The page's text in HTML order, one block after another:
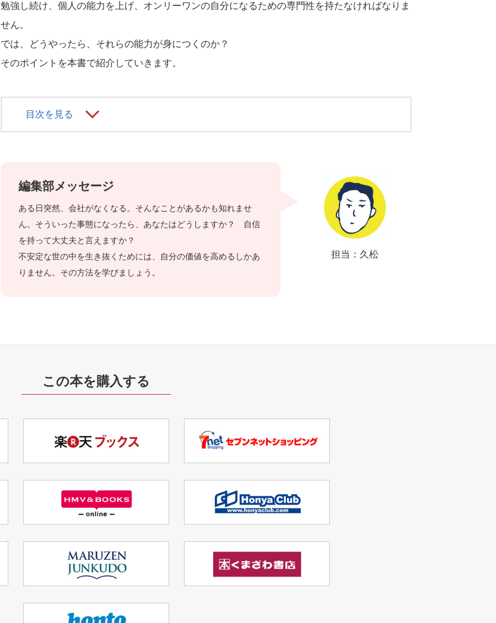
勉強し続け、個人の能力を上げ、オンリーワンの自分になるための専門性を持たなければなりま
せん。
では、どうやったら、それらの能力が身につくのか？
そのポイントを本書で紹介していきます。
目次を見る
編集部メッセージ
ある日突然、会社がなくなる。そんなことがあるかも知れませ
ん。そういった事態になったら、あなたはどうしますか？ 自信
を持って大丈夫と言えますか？
不安定な世の中を生き抜くためには、自分の価値を高めるしかあ
りません。その方法を学びましょう。
担当：久松
この本を購入する